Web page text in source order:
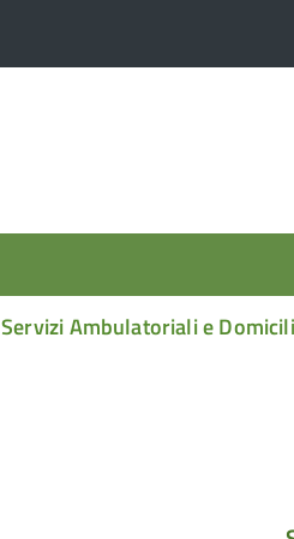
Servizi Ambulatoriali e